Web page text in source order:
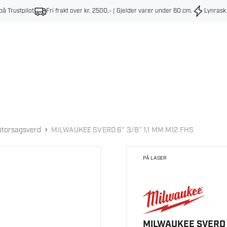
Trustpilot Fri frakt over kr. 2500,- | Gjelder varer under 60 cm.
› MILWAUKEE SVERD 6″ 3/8″ 1,1 MM M12 FHS
PÅ LAGER
MILWAUKEE